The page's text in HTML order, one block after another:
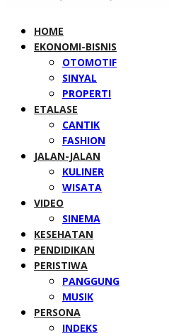
HOME
EKONOMI-BISNIS
OTOMOTIF
SINYAL
PROPERTI
ETALASE
CANTIK
FASHION
JALAN-JALAN
KULINER
WISATA
VIDEO
SINEMA
KESEHATAN
PENDIDIKAN
PERISTIWA
PANGGUNG
MUSIK
PERSONA
INDEKS